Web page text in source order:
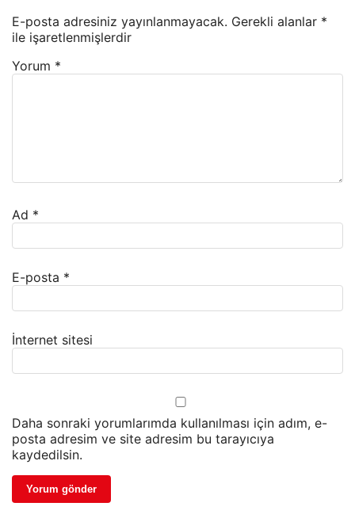
E-posta adresiniz yayınlanmayacak. Gerekli alanlar *
ile işaretlenmişlerdir
Yorum *
Ad *
E-posta *
İnternet sitesi
Daha sonraki yorumlarımda kullanılması için adım, e-
posta adresim ve site adresim bu tarayıcıya
kaydedilsin.